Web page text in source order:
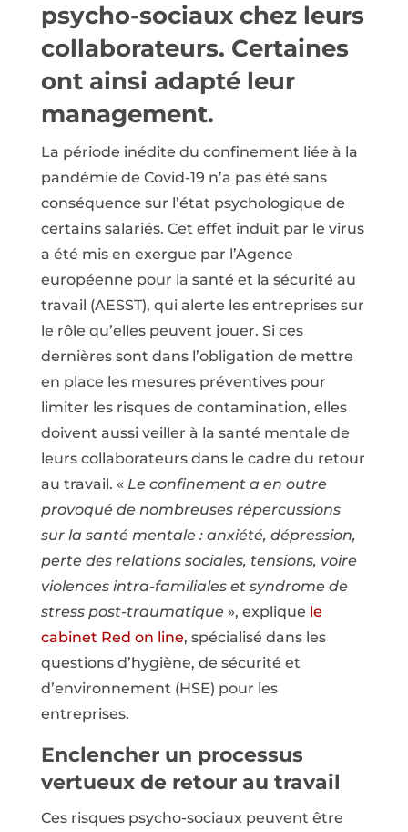
psycho-sociaux chez leurs
collaborateurs. Certaines
ont ainsi adapté leur
management.
La période inédite du confinement liée à la
pandémie de Covid-19 n’a pas été sans
conséquence sur l’état psychologique de
certains salariés. Cet effet induit par le virus
a été mis en exergue par l’Agence
européenne pour la santé et la sécurité au
travail (AESST), qui alerte les entreprises sur
le rôle qu’elles peuvent jouer. Si ces
dernières sont dans l’obligation de mettre
en place les mesures préventives pour
limiter les risques de contamination, elles
doivent aussi veiller à la santé mentale de
leurs collaborateurs dans le cadre du retour
au travail. « Le confinement a en outre
provoqué de nombreuses répercussions
sur la santé mentale : anxiété, dépression,
perte des relations sociales, tensions, voire
violences intra-familiales et syndrome de
stress post-traumatique», explique le
cabinet Red on line, spécialisé dans les
questions d’hygiène, de sécurité et
d’environnement (HSE) pour les
entreprises.
Enclencher un processus
vertueux de retour au travail
Ces risques psycho-sociaux peuvent être